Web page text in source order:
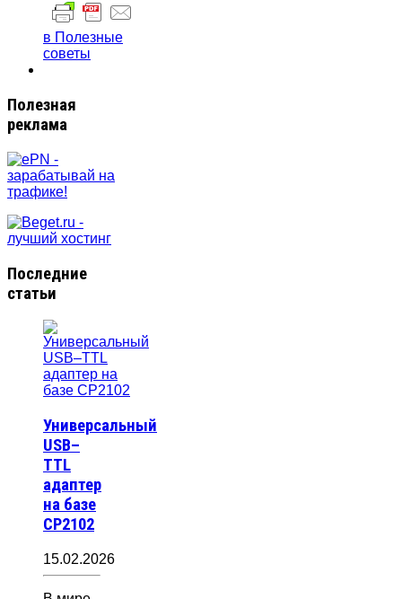
в Полезные
советы
Полезная
реклама
Последние
статьи
Универсальный
USB–
TTL
адаптер
на базе
CP2102
15.02.2026